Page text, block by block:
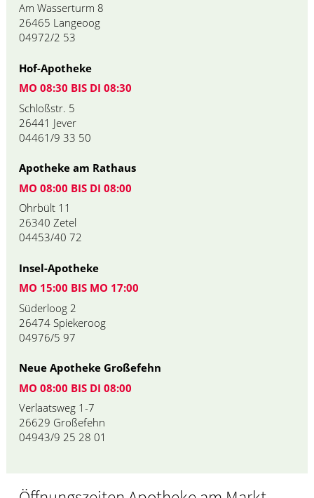
Am Wasserturm 8
26465 Langeoog
04972/2 53
Hof-Apotheke
MO 08:30 BIS DI 08:30
Schloßstr. 5
26441 Jever
04461/9 33 50
Apotheke am Rathaus
MO 08:00 BIS DI 08:00
Ohrbült 11
26340 Zetel
04453/40 72
Insel-Apotheke
MO 15:00 BIS MO 17:00
Süderloog 2
26474 Spiekeroog
04976/5 97
Neue Apotheke Großefehn
MO 08:00 BIS DI 08:00
Verlaatsweg 1-7
26629 Großefehn
04943/9 25 28 01